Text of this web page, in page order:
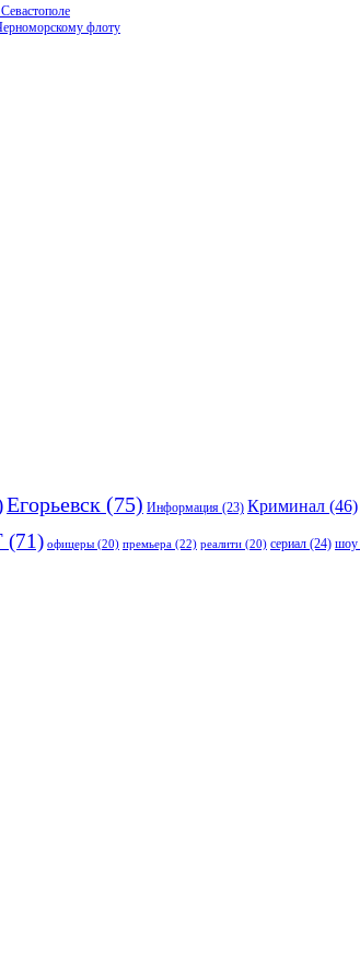
флоту
Егорьевск (75) Информация (23) Криминал (46)
(71) офицеры (20) премьера (22) реалити (20) сериал (24) шоу